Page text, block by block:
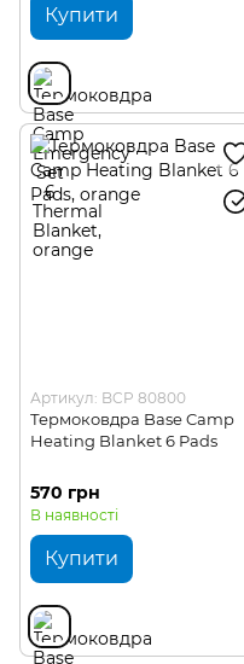
Купити
Артикул: BCP 80800
Термоковдра Base Camp
Heating Blanket 6 Pads
570 грн
В наявності
Купити